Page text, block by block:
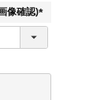
須
像確認)
(
)